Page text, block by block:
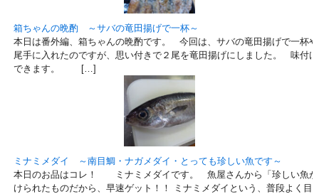
箱ちゃんの晩酌 ～サバの竜田揚げで一杯～
本日は番外編、箱ちゃんの晩酌です。 今回は、サバの竜田揚げで一杯
尾手に入れたのですが、思い付きで２尾を竜田揚げにしました。 味付
できます。 […]
ミナミメダイ ～南目鯛・ナガメダイ・とっても珍しい魚です～
本日のお品はコレ！ ミナミメダイです。 魚屋さんから「珍しい魚が
けられたものだから、早速ゲット！！ ミナミメダイという、普段よく目